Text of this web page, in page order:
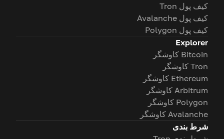
کیف پول Tron
کیف پول Avalanche
کیف پول Polygon
Explorer
Bitcoin کاوشگر
Tron کاوشگر
Ethereum کاوشگر
Arbitrum کاوشگر
Polygon کاوشگر
Avalanche کاوشگر
شرط بندی